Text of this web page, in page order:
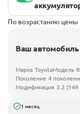
По возрастанию цены
Ваш автомобиль
Марка ToyotaМодель
Поколение 4
Модификация 2.2 (149
1 месяц